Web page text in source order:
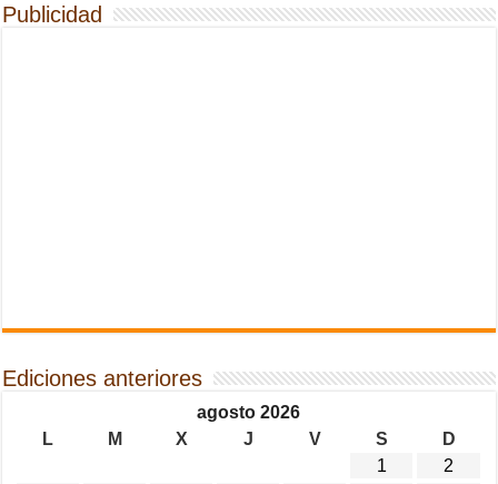
Publicidad
Ediciones anteriores
agosto 2026
L
M X J V S
D
1
2